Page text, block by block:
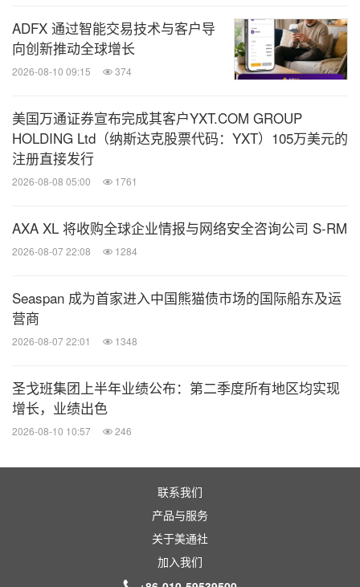
ADFX 通过智能交易技术与客户导
向创新推动全球增长
2026-08-10 09:15 374
美国万通证券宣布完成其客户YXT.COM GROUP
HOLDING Ltd（纳斯达克股票代码：YXT）105万美元的
注册直接发行
2026-08-08 05:00 1761
AXA XL 将收购全球企业情报与网络安全咨询公司 S-RM
2026-08-07 22:08 1284
Seaspan 成为首家进入中国熊猫债市场的国际船东及运
营商
2026-08-07 22:01 1348
圣戈班集团上半年业绩公布：第二季度所有地区均实现
增长，业绩出色
2026-08-10 10:57 246
联系我们
产品与服务
关于美通社
加入我们